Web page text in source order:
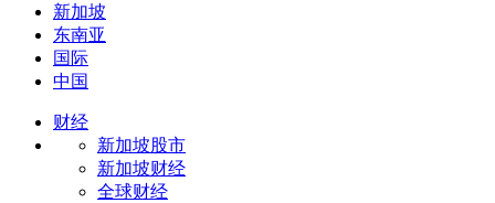
新加坡
东南亚
国际
中国
财经
新加坡股市
新加坡财经
全球财经